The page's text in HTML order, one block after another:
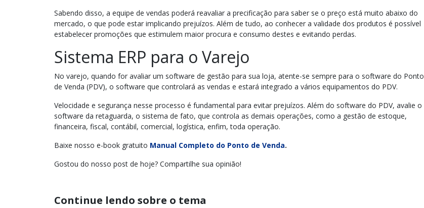
Sabendo disso, a equipe de vendas poderá reavaliar a precificação para saber se o preço está muito abaixo do
mercado, o que pode estar implicando prejuízos. Além de tudo, ao conhecer a validade dos produtos é possível
estabelecer promoções que estimulem maior procura e consumo destes e evitando perdas.
Sistema ERP para o Varejo
No varejo, quando for avaliar um software de gestão para sua loja, atente-se sempre para o software do Ponto
de Venda (PDV), o software que controlará as vendas e estará integrado a vários equipamentos do PDV.
Velocidade e segurança nesse processo é fundamental para evitar prejuízos. Além do software do PDV, avalie o
software da retaguarda, o sistema de fato, que controla as demais operações, como a gestão de estoque,
financeira, fiscal, contábil, comercial, logística, enfim, toda operação.
Baixe nosso e-book gratuito Manual Completo do Ponto de Venda.
Gostou do nosso post de hoje? Compartilhe sua opinião!
Continue lendo sobre o tema